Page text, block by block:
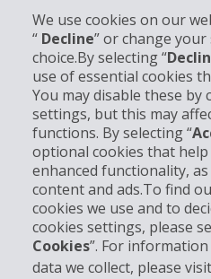
We use cookies on our
“ Decline” or change
choice.By selecting “
use of essential cookies
You may disable these
settings, but this may
functions. By selecting “
optional cookies that
enhanced functionality,
content and ads.To find
cookies we use and to
cookies settings, please
Cookies”. For
data we collect, please
Unternehmensinformation
Partner
Kundenservice
Mieten bei Hertz